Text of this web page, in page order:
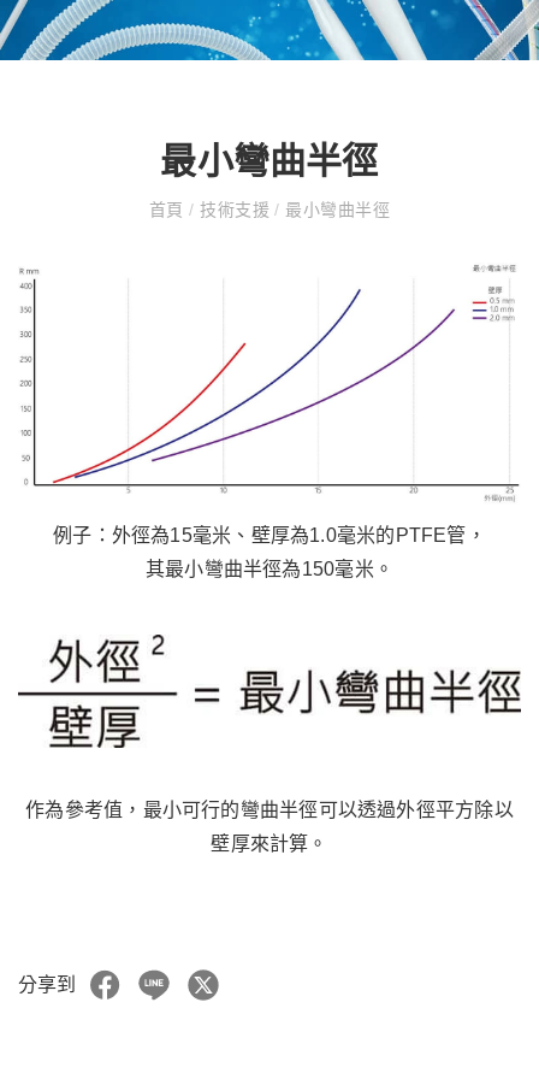
最小彎曲半徑
首頁/ 技術支援/ 最小彎曲半徑
例子：外徑為15毫米、壁厚為1.0毫米的PTFE管，
其最小彎曲半徑為150毫米。
作為參考值，最小可行的彎曲半徑可以透過外徑平方除以
壁厚來計算。
分享到